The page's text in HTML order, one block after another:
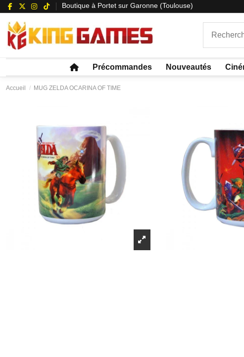
Boutique à Portet sur Garonne (Toulouse)
Précommandes Nouveautés
Accueil MUG ZELDA OCARINA OF TIME